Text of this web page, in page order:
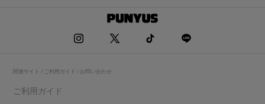
関連サイト / ご利用ガイド / お問い合わせ
ご利用ガイド